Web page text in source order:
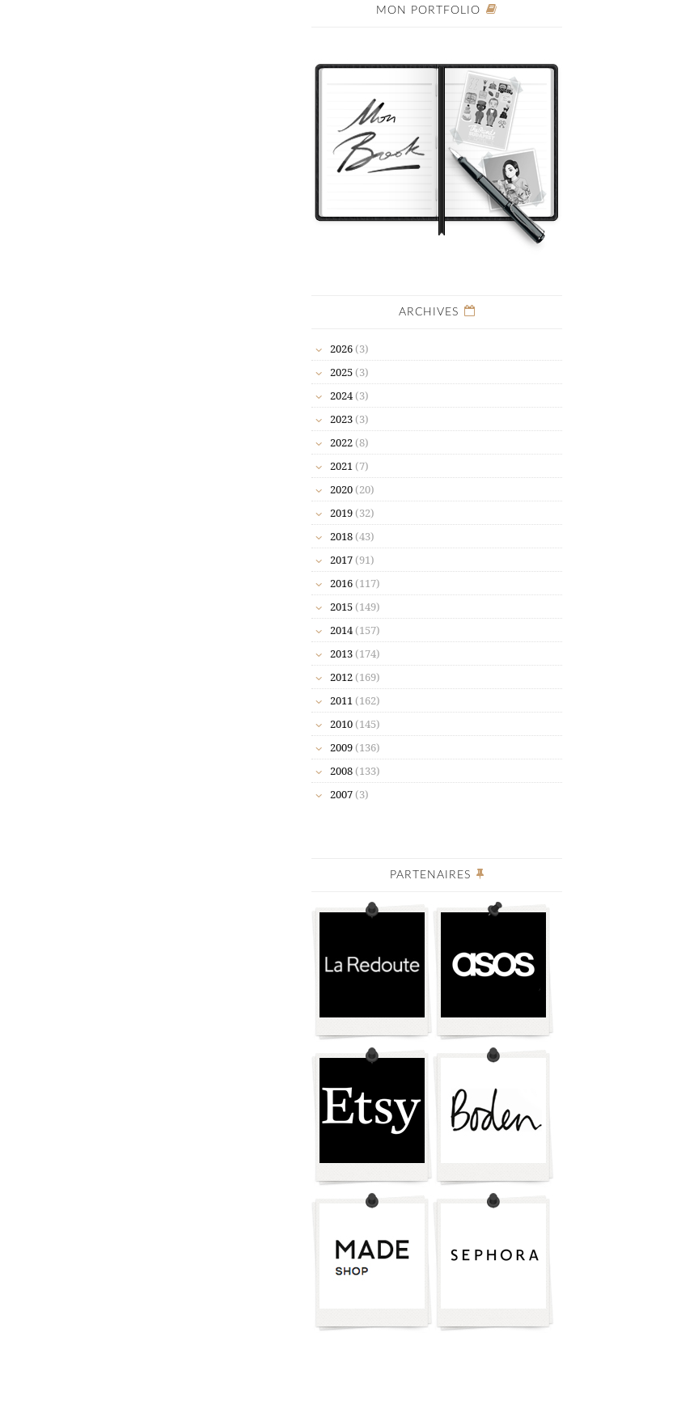
MON PORTFOLIO
ARCHIVES
2026 (3)
2025 (3)
2024 (3)
2023 (3)
2022 (8)
2021 (7)
2020 (20)
2019 (32)
2018 (43)
2017 (91)
2016 (117)
2015 (149)
2014 (157)
2013 (174)
2012 (169)
2011 (162)
2010 (145)
2009 (136)
2008 (133)
2007 (3)
PARTENAIRES